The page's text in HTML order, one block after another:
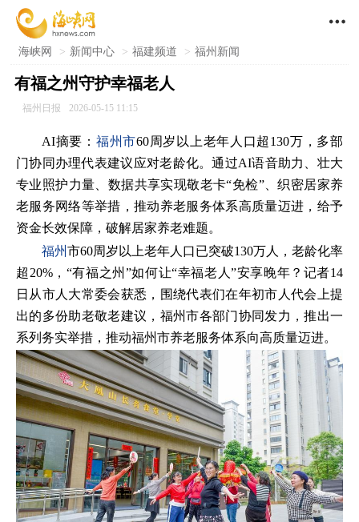

海峡网 > 新闻中心 > 福建频道 > 福州新闻
有福之州守护幸福老人
福州日报 2026-05-15 11:15
AI摘要： 福州市60周岁以上老年人口超130万，多部
门协同办理代表建议应对老龄化。通过AI语音助力、壮大
专业照护力量、数据共享实现敬老卡“免检”、织密居家养
老服务网络等举措，推动养老服务体系高质量迈进，给予
资金长效保障，破解居家养老难题。
福州市60周岁以上老年人口已突破130万人，老龄化率
超20%，“有福之州”如何让“幸福老人”安享晚年？记者14
日从市人大常委会获悉，围绕代表们在年初市人代会上提
出的多份助老敬老建议，福州市各部门协同发力，推出一
系列务实举措，推动福州市养老服务体系向高质量迈进。